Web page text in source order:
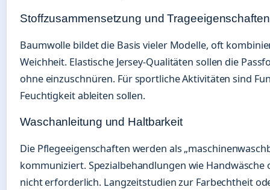
Stoffzusammensetzung und Trageeigenschaften
Baumwolle bildet die Basis vieler Modelle, oft
Weichheit. Elastische Jersey-Qualitäten sollen die
ohne einzuschnüren. Für sportliche Aktivitäten sind
Feuchtigkeit ableiten sollen.
Waschanleitung und Haltbarkeit
Die Pflegeeigenschaften werden als
kommuniziert. Spezialbehandlungen wie Handwäsche
nicht erforderlich. Langzeitstudien zur Farbechtheit